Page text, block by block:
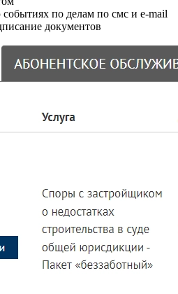
по делам по смс и e-mail
документов